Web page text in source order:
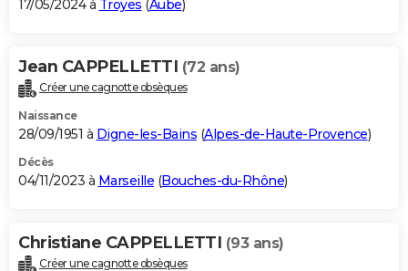
17/05/2024 à Troyes (Aube)
Jean CAPPELLETTI (72 ans)
Créer une cagnotte obsèques
Naissance
28/09/1951 à Digne-les-Bains (Alpes-de-Haute-Provence)
Décès
04/11/2023 à Marseille (Bouches-du-Rhône)
Christiane CAPPELLETTI (93 ans)
Créer une cagnotte obsèques